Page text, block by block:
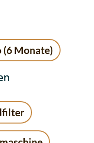
(6 Monate)